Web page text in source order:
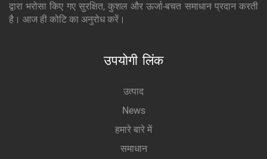
द्वारा भरोसा किए गए सुरक्षित, कुशल और ऊर्जा-बचत समाधान प्रदान करती
है। आज ही कोटि का अनुरोध करें।
उपयोगी लिंक
उत्पाद
News
हमारे बारे में
समाधान